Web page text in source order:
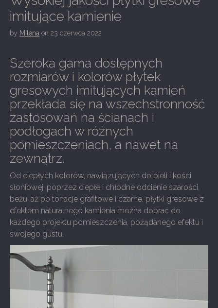
imitujące kamienie
by Milena on 23 czerwca 2022
Szeroka gama dostępnych
rozmiarów i kolorów płytek
gresowych imitujących kamień
przekłada się na wszechstronność
zastosowań na ścianach i
podłogach w różnych
pomieszczeniach, a nawet na
zewnątrz.
Od ciepłych kolorów, nawiązujących do bieli i kości
słoniowej, poprzez ciepłe i chłodne odcienie szarości,
beżu, aż po tonacje grafitowe i czarne, płytki gresowe z
efektem naturalnego kamienia można dobrać do
każdego projektu pomieszczenia, pożądanego efektu i
swojego gustu.